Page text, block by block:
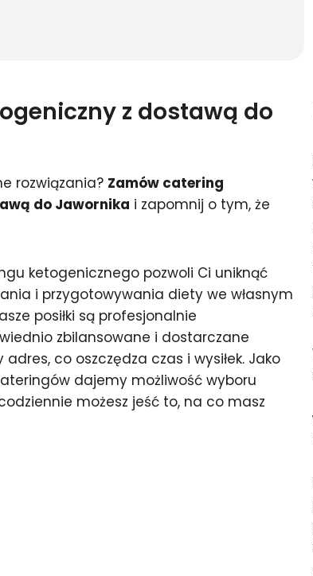
z dostawą do
rozwiązania? Zamów catering
do Jawornika i zapomnij o tym, że
ketogenicznego pozwoli Ci uniknąć
i przygotowywania diety we własnym
posiłki są profesjonalnie
zbilansowane i dostarczane
co oszczędza czas i wysiłek. Jako
dajemy możliwość wyboru
możesz jeść to, na co masz